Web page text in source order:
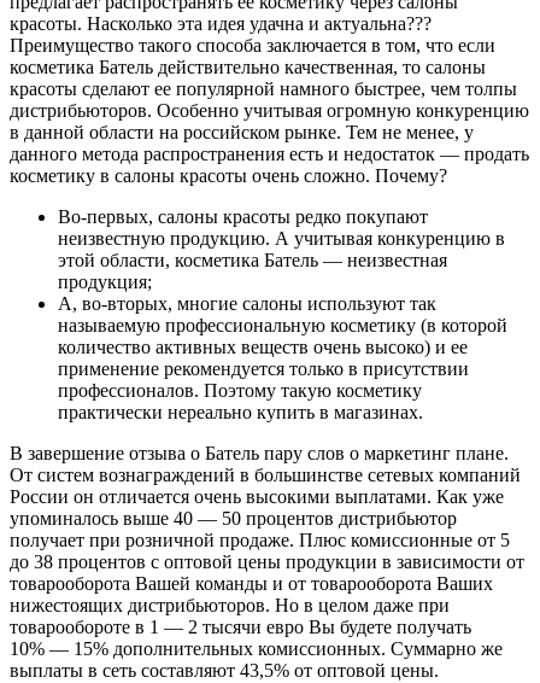
красоты. Насколько эта идея удачна и актуальна???
Преимущество такого способа заключается в том, что если
косметика Батель действительно качественная, то салоны
красоты сделают ее популярной намного быстрее, чем толпы
дистрибьюторов. Особенно учитывая огромную конкуренцию
в данной области на российском рынке. Тем не менее, у
данного метода распространения есть и недостаток — продать
косметику в салоны красоты очень сложно. Почему?
Во-первых, салоны красоты редко покупают
неизвестную продукцию. А учитывая конкуренцию в
этой области, косметика Батель — неизвестная
продукция;
А, во-вторых, многие салоны используют так
называемую профессиональную косметику (в которой
количество активных веществ очень высоко) и ее
применение рекомендуется только в присутствии
профессионалов. Поэтому такую косметику
практически нереально купить в магазинах.
В завершение отзыва о Батель пару слов о маркетинг плане.
От систем вознаграждений в большинстве сетевых компаний
России он отличается очень высокими выплатами. Как уже
упоминалось выше 40 — 50 процентов дистрибьютор
получает при розничной продаже. Плюс комиссионные от 5
до 38 процентов с оптовой цены продукции в зависимости от
товарооборота Вашей команды и от товарооборота Ваших
нижестоящих дистрибьюторов. Но в целом даже при
товарообороте в 1 — 2 тысячи евро Вы будете получать
10% — 15% дополнительных комиссионных. Суммарно же
выплаты в сеть составляют 43,5% от оптовой цены.